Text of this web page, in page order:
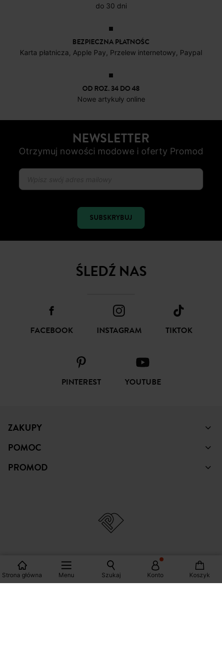
Strona główna Menu Szukaj Konto Koszyk
do 30 dni
BEZPIECZNA PŁATNOŚC
Karta płatnicza, Apple Pay, Przelew internetowy, Paypal
OD ROZ. 34 DO 48
Nowe artykuły online
NEWSLETTER
Otrzymuj nowości modowe i oferty Promod
SUBSKRYBUJ
ŚLEDŹ NAS
FACEBOOK INSTAGRAM TIKTOK
PINTEREST YOUTUBE
ZAKUPY
POMOC
PROMOD
© Copyright Promod © 2026